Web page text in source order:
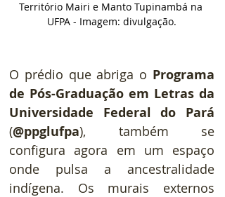
Território Mairi e Manto Tupinambá na
UFPA - Imagem: divulgação.
O prédio que abriga o Programa
de Pós-Graduação em Letras da
Universidade Federal do Pará
(@ppglufpa), também se
configura agora em um espaço
onde pulsa a ancestralidade